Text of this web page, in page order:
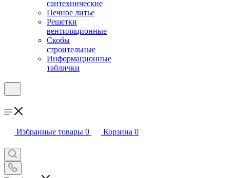
сантехнические
Печное литье
Решетки
вентиляционные
Скобы
строительные
Информационные
таблички
Избранные товары 0 Корзина 0